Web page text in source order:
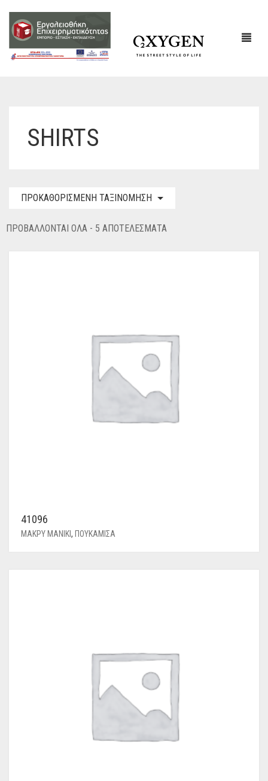
ΕΠΙΚΟΙΝΩΝΙΑ
SHIRTS
ΠΡΟΚΑΘΟΡΙΣΜΈΝΗ ΤΑΞΙΝΌΜΗΣΗ
ΠΡΟΒΆΛΛΟΝΤΑΙ ΌΛΑ - 5 ΑΠΟΤΕΛΈΣΜΑΤΑ
41096
ΜΑΚΡΥ ΜΑΝΙΚΙ, ΠΟΥΚΑΜΙΣΑ